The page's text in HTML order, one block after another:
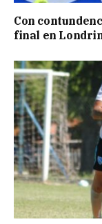
Con
final en